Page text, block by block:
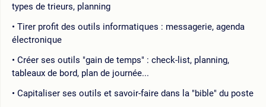
types de trieurs, planning
Tirer profit des outils informatiques : messagerie, agenda
électronique
Créer ses outils "gain de temps" : check-list, planning,
tableaux de bord, plan de journée...
Capitaliser ses outils et savoir-faire dans la "bible" du poste